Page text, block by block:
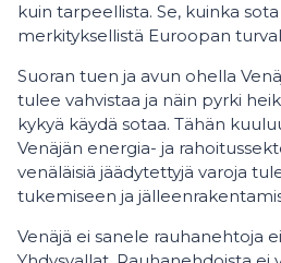
kuin tarpeellista. Se, kuinka
merkityksellistä Euroopan
Suoran tuen ja avun ohella
tulee vahvistaa ja näin pyrki
kykyä käydä sotaa. Tähän
Venäjän energia- ja
venäläisiä jäädytettyjä varoja
tukemiseen ja
Venäjä ei sanele rauhanehtoja